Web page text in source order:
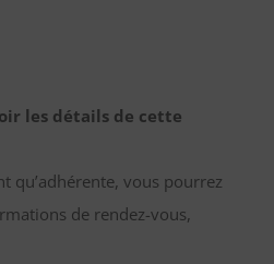
les détails de cette
qu’adhérente, vous pourrez
de rendez-vous,